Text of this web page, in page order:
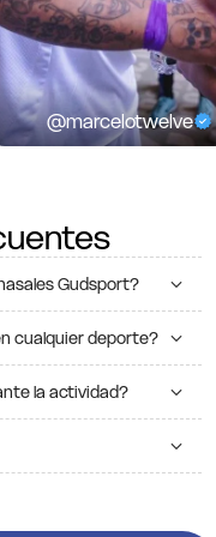
@marcelotwelve
Gudsport?
cualquier deporte?
la actividad?